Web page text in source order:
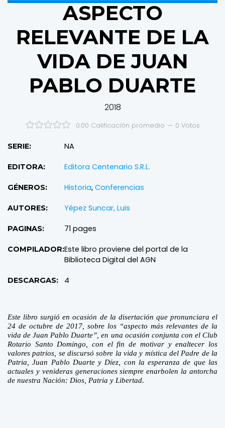
ASPECTO
RELEVANTE DE LA
VIDA DE JUAN
PABLO DUARTE
2018
0.00 Calificación promedio — 0 Votos
SERIE: NA
EDITORA: Editora Centenario S.R.L.
GÉNEROS: Historia, Conferencias
AUTORES: Yépez Suncar, Luis
PAGINAS: 71 pages
COMPILADOR:Este libro proviene del portal de la
Biblioteca Digital del AGN
DESCARGAS: 4
Este libro surgió en ocasión de la disertación que pronunciara el
24 de octubre de 2017, sobre los “aspecto más relevantes de la
vida de Juan Pablo Duarte”, en una ocasión conjunta con el Club
Rotario Santo Domingo, con el fin de motivar y enaltecer los
valores patrios, se discursó sobre la vida y mística del Padre de la
Patria, Juan Pablo Duarte y Díez, con la esperanza de que las
actuales y venideras generaciones siempre enarbolen la antorcha
de nuestra Nación: Dios, Patria y Libertad.